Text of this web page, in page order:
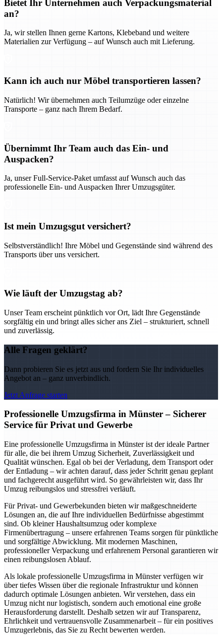
Bietet Ihr Unternehmen auch Verpackungsmaterial
an?
Ja, wir stellen Ihnen gerne Kartons, Klebeband und weitere
Materialien zur Verfügung – auf Wunsch auch mit Lieferung.
Kann ich auch nur Möbel transportieren lassen?
Natürlich! Wir übernehmen auch Teilumzüge oder einzelne
Transporte – ganz nach Ihrem Bedarf.
Übernimmt Ihr Team auch das Ein- und
Auspacken?
Ja, unser Full-Service-Paket umfasst auf Wunsch auch das
professionelle Ein- und Auspacken Ihrer Umzugsgüter.
Ist mein Umzugsgut versichert?
Selbstverständlich! Ihre Möbel und Gegenstände sind während des
Transports über uns versichert.
Wie läuft der Umzugstag ab?
Unser Team erscheint pünktlich vor Ort, lädt Ihre Gegenstände
sorgfältig ein und bringt alles sicher ans Ziel – strukturiert, schnell
und zuverlässig.
Alle Fragen geklärt?
Dann probieren Sie es jetzt aus und fordern Sie Ihr individuelles
Angebot an – ganz unverbindlich.
Jetzt Anfrage starten
Professionelle Umzugsfirma in Münster – Sicherer
Service für Privat und Gewerbe
Eine professionelle Umzugsfirma in Münster ist der ideale Partner
für alle, die bei ihrem Umzug Sicherheit, Zuverlässigkeit und
Qualität wünschen. Egal ob bei der Verladung, dem Transport oder
der Entladung – wir achten darauf, dass jeder Schritt genau geplant
und fachgerecht ausgeführt wird. So gewährleisten wir, dass Ihr
Umzug reibungslos und stressfrei verläuft.
Für Privat- und Gewerbekunden bieten wir maßgeschneiderte
Lösungen an, die auf Ihre individuellen Bedürfnisse abgestimmt
sind. Ob kleiner Haushaltsumzug oder komplexe
Firmenübertragung – unsere erfahrenen Teams sorgen für pünktliche
und sorgfältige Abwicklung. Mit modernen Maschinen,
professioneller Verpackung und erfahrenem Personal garantieren wir
einen reibungslosen Ablauf.
Als lokale professionelle Umzugsfirma in Münster verfügen wir
über tiefes Wissen über die regionale Infrastruktur und können
dadurch optimale Lösungen anbieten. Wir verstehen, dass ein
Umzug nicht nur logistisch, sondern auch emotional eine große
Herausforderung darstellt. Deshalb setzen wir auf Transparenz,
Ehrlichkeit und vertrauensvolle Zusammenarbeit – für ein positives
Umzugerlebnis, das Sie zu Recht bewerten werden.